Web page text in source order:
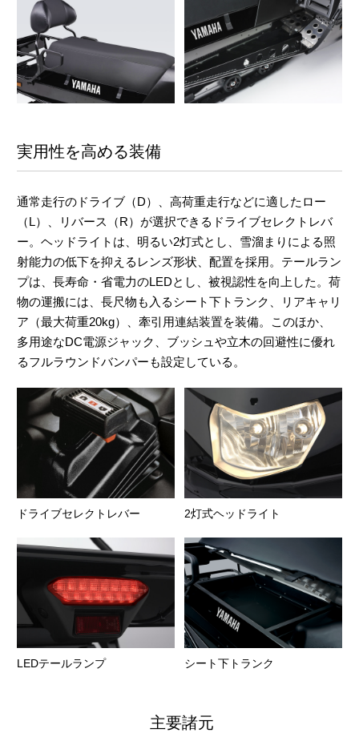
実用性を高める装備
通常走行のドライブ（D）、高荷重走行などに適したロー
（L）、リバース（R）が選択できるドライブセレクトレバ
ー。ヘッドライトは、明るい2灯式とし、雪溜まりによる照
射能力の低下を抑えるレンズ形状、配置を採用。テールラン
プは、長寿命・省電力のLEDとし、被視認性を向上した。荷
物の運搬には、長尺物も入るシート下トランク、リアキャリ
ア（最大荷重20kg）、牽引用連結装置を装備。このほか、
多用途なDC電源ジャック、ブッシュや立木の回避性に優れ
るフルラウンドバンパーも設定している。
ドライブセレクトレバー 2灯式ヘッドライト
LEDテールランプ シート下トランク
主要諸元